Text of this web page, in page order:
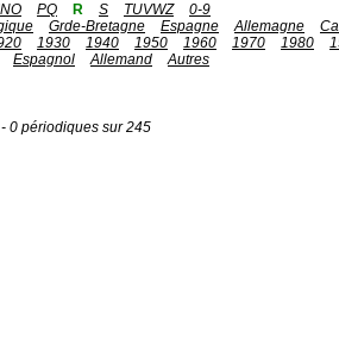
PQ R S TUVWZ
0-9
Grde-Bretagne Espagne Allemagne
1930 1940 1950 1960 1970 1980
Espagnol Allemand
Autres
0 périodiques sur 245